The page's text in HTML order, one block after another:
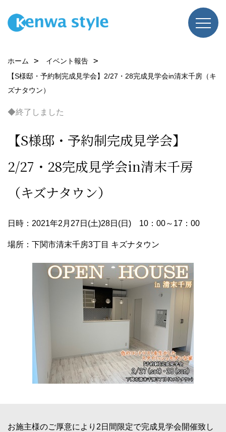
ホーム
イベント報告
【S様邸・予約制完成見学会】2/27・28完成見学会in清末千房（キ
ズナタウン）
◆終了しました
【S様邸・予約制完成見学会】
2/27・28完成見学会in清末千房
（キズナタウン）
日時：2021年2月27日(土)28日(日) 10：00～17：00
場所：下関市清末千房3丁目 キズナタウン
お施主様のご厚意により2日間限定で完成見学会開催致し